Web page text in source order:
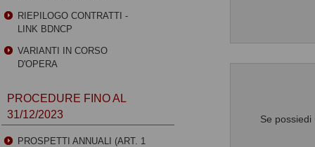
Se
RIEPILOGO CONTRATTI -
LINK BDNCP
VARIANTI IN CORSO
D'OPERA
PROCEDURE FINO AL
31/12/2023
PROSPETTI ANNUALI (ART. 1